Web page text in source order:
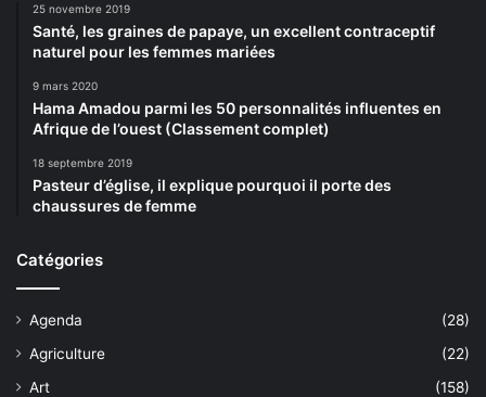
25 novembre 2019
Santé, les graines de papaye, un excellent contraceptif
naturel pour les femmes mariées
9 mars 2020
Hama Amadou parmi les 50 personnalités influentes en
Afrique de l’ouest (Classement complet)
18 septembre 2019
Pasteur d’église, il explique pourquoi il porte des
chaussures de femme
Catégories
Agenda
(28)
Agriculture
(22)
Art
(158)